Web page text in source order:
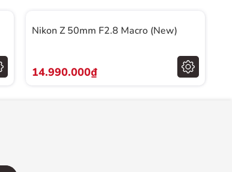
Nikon Z 50mm F2.8 Macro (New)
14.990.000₫